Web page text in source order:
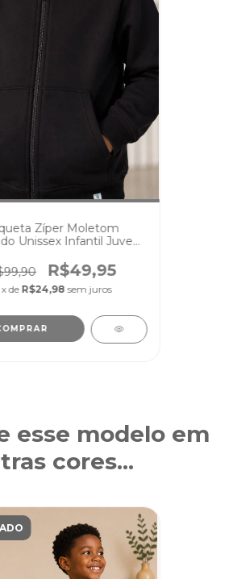
Zíper Moletom
Unissex Infantil Juvenil
R$49,95
x de R$24,98 sem juros
esse modelo em
cores...